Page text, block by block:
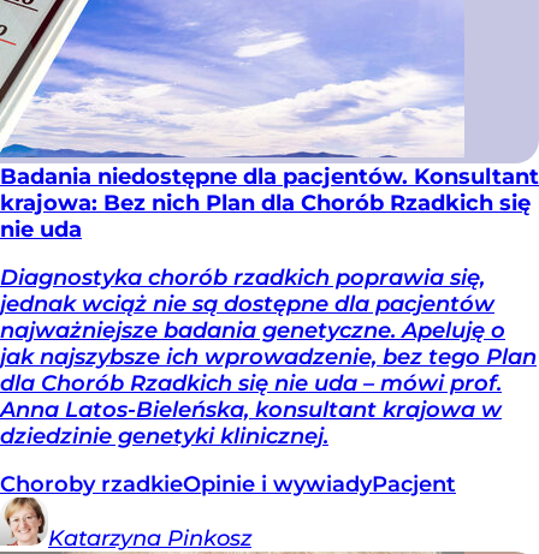
Badania niedostępne dla pacjentów. Konsultant
krajowa: Bez nich Plan dla Chorób Rzadkich się
nie uda
Diagnostyka chorób rzadkich poprawia się,
jednak wciąż nie są dostępne dla pacjentów
najważniejsze badania genetyczne. Apeluję o
jak najszybsze ich wprowadzenie, bez tego Plan
dla Chorób Rzadkich się nie uda – mówi prof.
Anna Latos-Bieleńska, konsultant krajowa w
dziedzinie genetyki klinicznej.
Choroby rzadkieOpinie i wywiadyPacjent
Katarzyna Pinkosz